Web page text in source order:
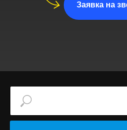
Заявка на